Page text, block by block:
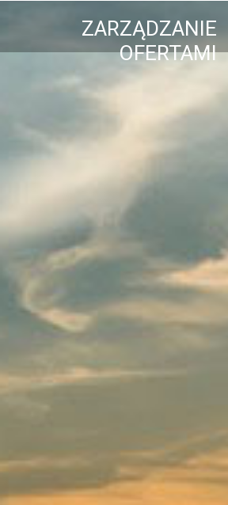
ZARZĄDZANIE
OFERTAMI